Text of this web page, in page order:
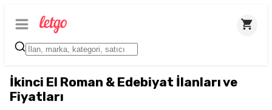
İkinci El Roman & Edebiyat İlanları ve
Fiyatları